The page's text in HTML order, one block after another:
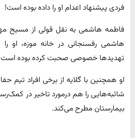
فردی پیشنهاد اعدام او را داده بوده است!
فاطمه هاشمی به نقل قولی از مسیح
هاشمی رفسنجانی در خانه موزه، او را
تهدیدها خصوصی صحبت کرده بوده
او همچنین با گلایه از برخی افراد تیم
شائبه‌هایی را هم درمورد تاخیر در
بیمارستان مطرح می‌کند.